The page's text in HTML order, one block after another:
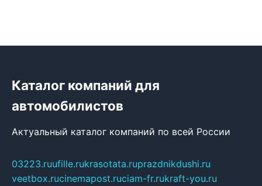
Каталог компаний для
автомобилистов
Актуальный каталог компаний по всей России
03223.ruufille.rukrasotata.ruprazdnikdushi.ru
veetbox.rucinemapost.ruciam-fr.rukraft-you.ru